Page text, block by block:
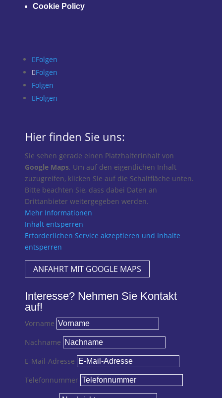
Cookie Policy
Folgen
Folgen
Folgen
Folgen
Hier finden Sie uns:
Sie sehen gerade einen Platzhalterinhalt von
Google Maps. Um auf den eigentlichen Inhalt
zuzugreifen, klicken Sie auf die Schaltfläche unten.
Bitte beachten Sie, dass dabei Daten an
Drittanbieter weitergegeben werden.
Mehr Informationen
Inhalt entsperren
Erforderlichen Service akzeptieren und Inhalte
entsperren
ANFAHRT MIT GOOGLE MAPS
Interesse? Nehmen Sie Kontakt
auf!
Vorname
Nachname
E-Mail-Adresse
Telefonnummer